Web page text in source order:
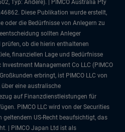
Typ: Andere). | PIMCO Australia Pty
Diese Publikation wurde erstellt,
oder die Bedürfnisse von Anlegern zu
sollten Anleger
ob die hierin enthaltenen
finanziellen Lage und Bedürfnisse
Management Co LLC (PIMCO
erbringt, ist PIMCO LLC von
eine australische
auf Finanzdienstleistungen für
PIMCO LLC wird von der Securities
US-Recht beaufsichtigt, das
| PIMCO Japan Ltd ist als